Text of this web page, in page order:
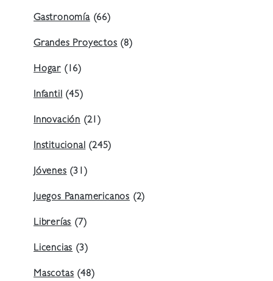
Gastronomía(66)
Grandes Proyectos (8)
Hogar (16)
Infantil (45)
Innovación (21)
Institucional (245)
Jóvenes (31)
Juegos Panamericanos (2)
Librerías (7)
Licencias (3)
Mascotas (48)